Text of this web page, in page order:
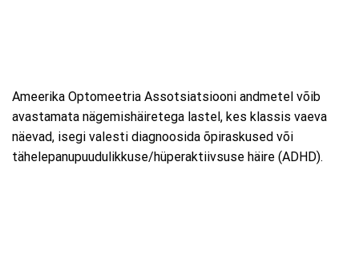
Ameerika Optomeetria Assotsiatsiooni andmetel võib
avastamata nägemishäiretega lastel, kes klassis vaeva
näevad, isegi valesti diagnoosida õpiraskused või
tähelepanupuudulikkuse/hüperaktiivsuse häire (ADHD).